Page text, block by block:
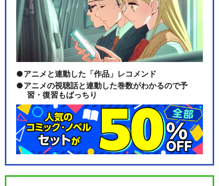
アニメと連動した「作品」レコメンド
アニメの視聴話と連動した巻数がわかるので予
習・復習もばっちり